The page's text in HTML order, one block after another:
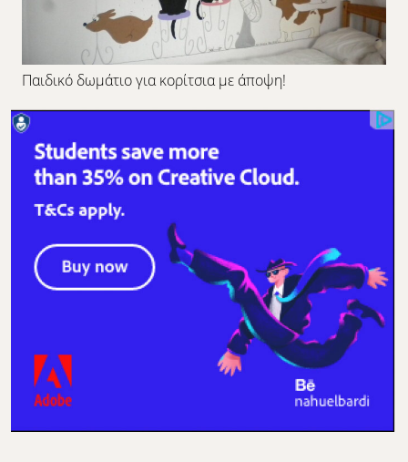
Παιδικό δωμάτιο για κορίτσια με άποψη!